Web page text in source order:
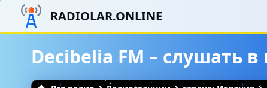
RADIOLAR.ONLINE
Decibelia FM – слушать